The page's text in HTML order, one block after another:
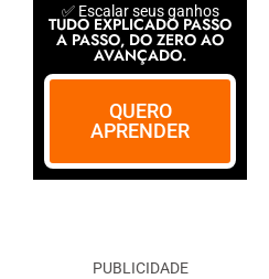
✅ Escalar seus ganhos
TUDO EXPLICADO PASSO
A PASSO, DO ZERO AO
AVANÇADO.
QUERO
APRENDER
PUBLICIDADE